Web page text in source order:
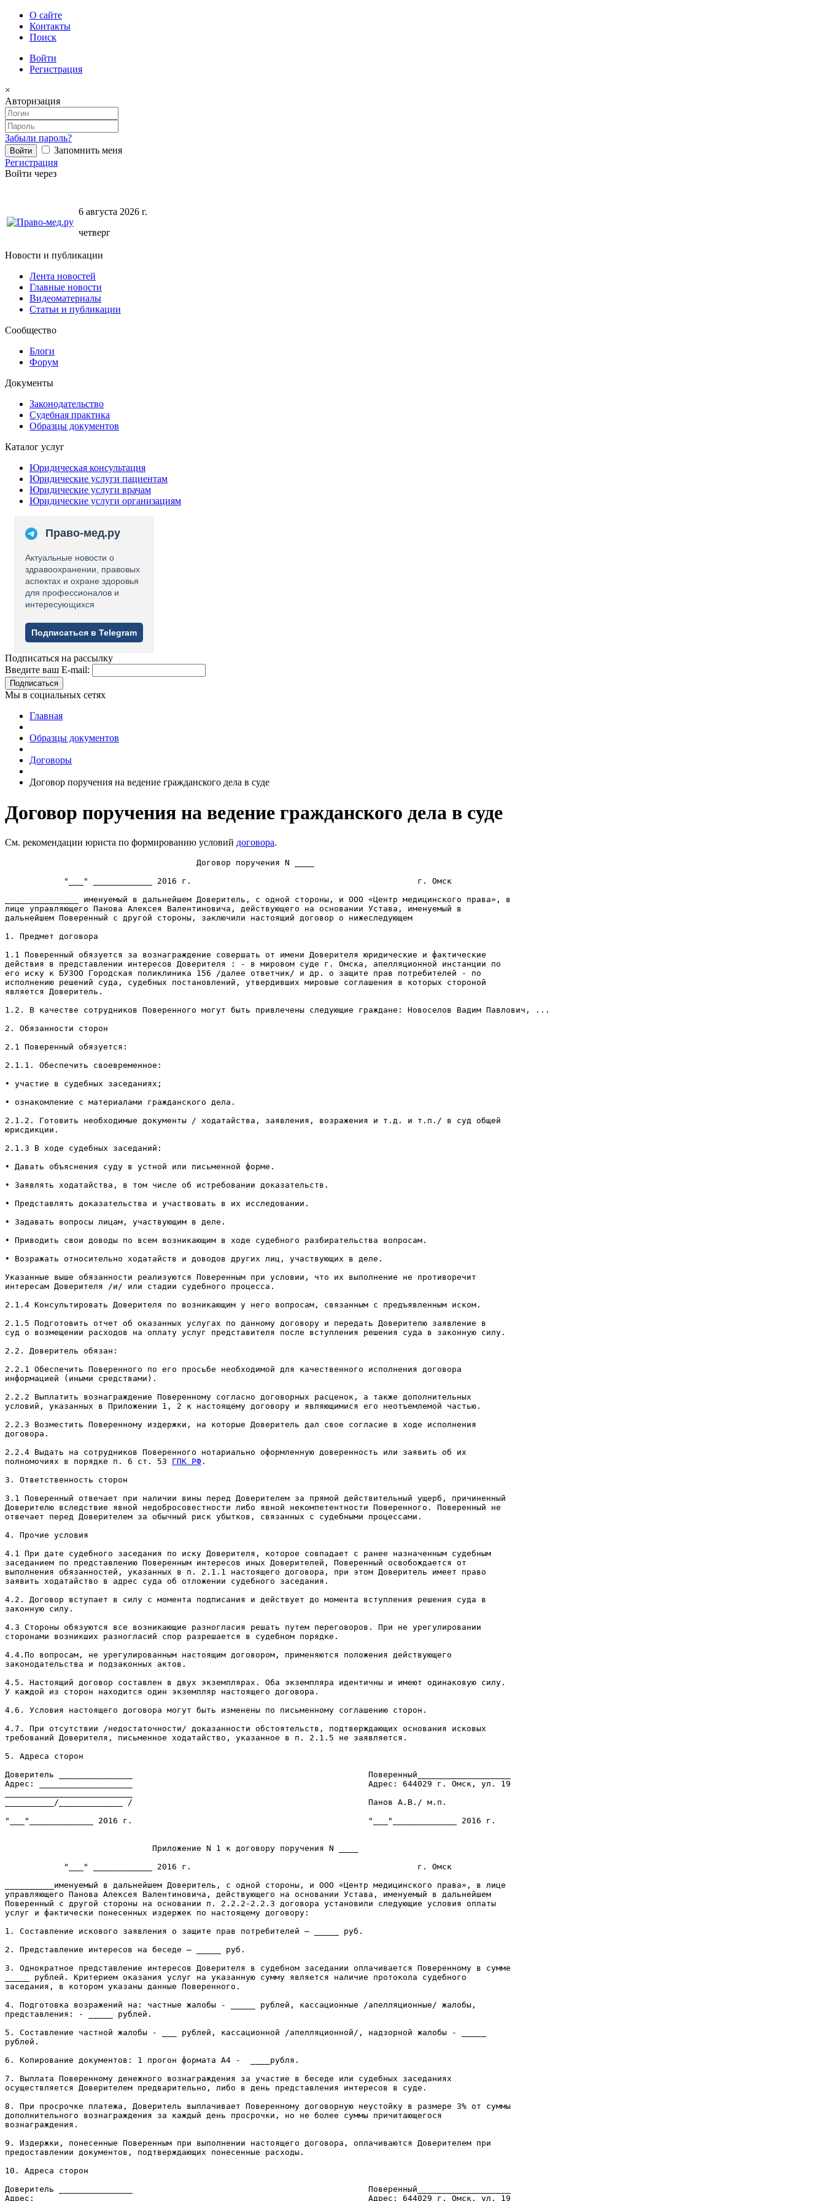
О сайте
Контакты
Поиск
Войти
Регистрация
×
Авторизация
Забыли пароль?
Запомнить меня
Регистрация
Войти через
6 августа 2026 г.
четверг
Новости и публикации
Лента новостей
Главные новости
Видеоматериалы
Статьи и публикации
Сообщество
Блоги
Форум
Документы
Законодательство
Судебная практика
Образцы документов
Каталог услуг
Юридическая консультация
Юридические услуги пациентам
Юридические услуги врачам
Юридические услуги организациям
Право-мед.ру
Актуальные новости о
здравоохранении, правовых
аспектах и охране здоровья
для профессионалов и
интересующихся
Подписаться в Telegram
Подписаться на рассылку
Введите ваш E-mail:
Подписаться
Мы в социальных сетях
Главная
Образцы документов
Договоры
Договор поручения на ведение гражданского дела в суде
Договор поручения на ведение гражданского дела в суде
См. рекомендации юриста по формированию условий договора.
                                       Договор поручения N ____
            "___" ____________ 2016 г.                                              г. Омск
_______________ именуемый в дальнейшем Доверитель, с одной стороны, и ООО «Центр медицинского права», в
лице управляющего Панова Алексея Валентиновича, действующего на основании Устава, именуемый в
дальнейшем Поверенный c другой стороны, заключили настоящий договор о нижеследующем
1. Предмет договора
1.1 Поверенный обязуется за вознаграждение совершать от имени Доверителя юридические и фактические
действия в представлении интересов Доверителя : - в мировом суде г. Омска, апелляционной инстанции по
его иску к БУЗОО Городская поликлиника 156 /далее ответчик/ и др. о защите прав потребителей - по
исполнению решений суда, судебных постановлений, утвердивших мировые соглашения в которых стороной
является Доверитель.
1.2. В качестве сотрудников Поверенного могут быть привлечены следующие граждане: Новоселов Вадим Павлович, ...
2. Обязанности сторон
2.1 Поверенный обязуется:
2.1.1. Обеспечить своевременное:
• участие в судебных заседаниях;
• ознакомление с материалами гражданского дела.
2.1.2. Готовить необходимые документы / ходатайства, заявления, возражения и т.д. и т.п./ в суд общей
юрисдикции.
2.1.3 В ходе судебных заседаний:
• Давать объяснения суду в устной или письменной форме.
• Заявлять ходатайства, в том числе об истребовании доказательств.
• Представлять доказательства и участвовать в их исследовании.
• Задавать вопросы лицам, участвующим в деле.
• Приводить свои доводы по всем возникающим в ходе судебного разбирательства вопросам.
• Возражать относительно ходатайств и доводов других лиц, участвующих в деле.
Указанные выше обязанности реализуются Поверенным при условии, что их выполнение не противоречит
интересам Доверителя /и/ или стадии судебного процесса.
2.1.4 Консультировать Доверителя по возникающим у него вопросам, связанным с предъявленным иском.
2.1.5 Подготовить отчет об оказанных услугах по данному договору и передать Доверителю заявление в
суд о возмещении расходов на оплату услуг представителя после вступления решения суда в законную силу.
2.2. Доверитель обязан:
2.2.1 Обеспечить Поверенного по его просьбе необходимой для качественного исполнения договора
информацией (иными средствами).
2.2.2 Выплатить вознаграждение Поверенному согласно договорных расценок, а также дополнительных
условий, указанных в Приложении 1, 2 к настоящему договору и являющимися его неотъемлемой частью.
2.2.3 Возместить Поверенному издержки, на которые Доверитель дал свое согласие в ходе исполнения
договора.
2.2.4 Выдать на сотрудников Поверенного нотариально оформленную доверенность или заявить об их
полномочиях в порядке п. 6 ст. 53 ГПК РФ .
3. Ответственность сторон
3.1 Поверенный отвечает при наличии вины перед Доверителем за прямой действительный ущерб, причиненный
Доверителю вследствие явной недобросовестности либо явной некомпетентности Поверенного. Поверенный не
отвечает перед Доверителем за обычный риск убытков, связанных с судебными процессами.
4. Прочие условия
4.1 При дате судебного заседания по иску Доверителя, которое совпадает с ранее назначенным судебным
заседанием по представлению Поверенным интересов иных Доверителей, Поверенный освобождается от
выполнения обязанностей, указанных в п. 2.1.1 настоящего договора, при этом Доверитель имеет право
заявить ходатайство в адрес суда об отложении судебного заседания.
4.2. Договор вступает в силу с момента подписания и действует до момента вступления решения суда в
законную силу.
4.3 Стороны обязуются все возникающие разногласия решать путем переговоров. При не урегулировании
сторонами возникших разногласий спор разрешается в судебном порядке.
4.4.По вопросам, не урегулированным настоящим договором, применяются положения действующего
законодательства и подзаконных актов.
4.5. Настоящий договор составлен в двух экземплярах. Оба экземпляра идентичны и имеют одинаковую силу.
У каждой из сторон находится один экземпляр настоящего договора.
4.6. Условия настоящего договора могут быть изменены по письменному соглашению сторон.
4.7. При отсутствии /недостаточности/ доказанности обстоятельств, подтверждающих основания исковых
требований Доверителя, письменное ходатайство, указанное в п. 2.1.5 не заявляется.
5. Адреса сторон
Доверитель _______________                                                Поверенный___________________
Адрес: ___________________                                                Адрес: 644029 г. Омск, ул. 19
__________/_____________ /                                                Панов А.В./ м.п.
"___"_____________ 2016 г.                                                "___"_____________ 2016 г.
                              Приложение N 1 к договору поручения N ____
            "___" ____________ 2016 г.                                              г. Омск
__________именуемый в дальнейшем Доверитель, с одной стороны, и ООО «Центр медицинского права», в лице
управляющего Панова Алексея Валентиновича, действующего на основании Устава, именуемый в дальнейшем
Поверенный c другой стороны на основании п. 2.2.2-2.2.3 договора установили следующие условия оплаты
услуг и фактически понесенных издержек по настоящему договору:
1. Составление искового заявления о защите прав потребителей – _____ руб.
2. Представление интересов на беседе – _____ руб.
3. Однократное представление интересов Доверителя в судебном заседании оплачивается Поверенному в сумме
_____ рублей. Критерием оказания услуг на указанную сумму является наличие протокола судебного
заседания, в котором указаны данные Поверенного.
4. Подготовка возражений на: частные жалобы - _____ рублей, кассационные /апелляционные/ жалобы,
представления: - _____ рублей.
5. Составление частной жалобы - ___ рублей, кассационной /апелляционной/, надзорной жалобы - _____
рублей.
6. Копирование документов: 1 прогон формата А4 -  ____рубля.
7. Выплата Поверенному денежного вознаграждения за участие в беседе или судебных заседаниях
осуществляется Доверителем предварительно, либо в день представления интересов в суде.
8. При просрочке платежа, Доверитель выплачивает Поверенному договорную неустойку в размере 3% от суммы
дополнительного вознаграждения за каждый день просрочки, но не более суммы причитающегося
вознаграждения.
9. Издержки, понесенные Поверенным при выполнении настоящего договора, оплачиваются Доверителем при
предоставлении документов, подтверждающих понесенные расходы.
10. Адреса сторон
Доверитель _______________                                                Поверенный___________________
Адрес: ___________________                                                Адрес: 644029 г. Омск, ул. 19